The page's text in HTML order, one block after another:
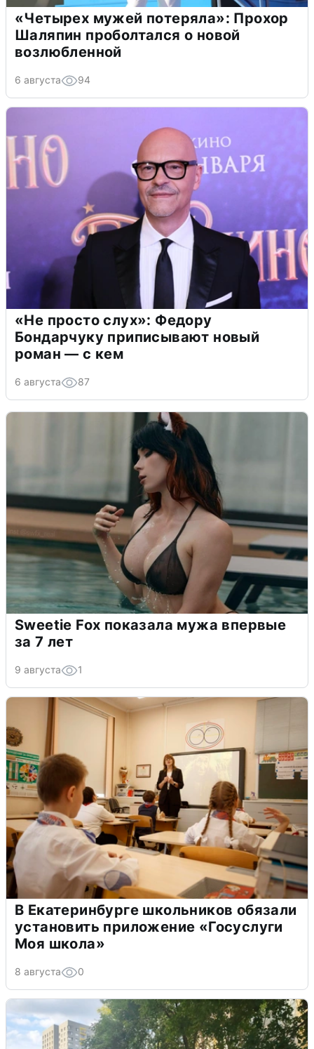
«Четырех мужей потеряла»: Прохор
Шаляпин проболтался о новой
возлюбленной
6 августа 94
«Не просто слух»: Федору
Бондарчуку приписывают новый
роман — с кем
6 августа 87
Sweetie Fox показала мужа впервые
за 7 лет
9 августа 1
В Екатеринбурге школьников обязали
установить приложение «Госуслуги
Моя школа»
8 августа 0